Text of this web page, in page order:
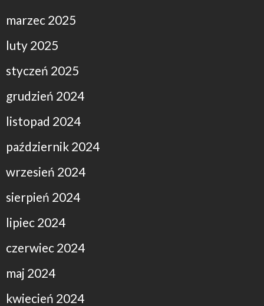
marzec 2025
luty 2025
styczeń 2025
grudzień 2024
listopad 2024
październik 2024
wrzesień 2024
sierpień 2024
lipiec 2024
czerwiec 2024
maj 2024
kwiecień 2024